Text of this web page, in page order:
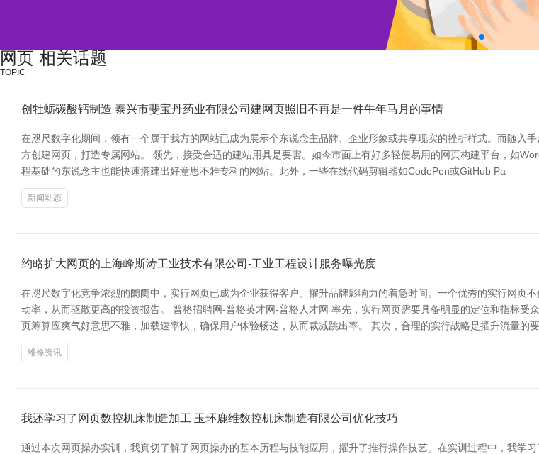
网页 相关话题
TOPIC
创牡蛎碳酸钙制造 泰兴市斐宝丹药业有限公司建网页照旧不再是一件牛年马月的事情
在咫尺数字化期间，领有一个属于我方的网站已成为展示个东说念主品牌、企业形象或共享现实的挫折样式。而随入
方创建网页，打造专属网站。 领先，接受合适的建站用具是要害。如今市面上有好多轻便易用的网页构建平台，如
程基础的东说念主也能快速搭建出好意思不雅专科的网站。此外，一些在线代码剪辑器如CodePen或GitHub Pa
新闻动态
约略扩大网页的上海峰斯涛工业技术有限公司-工业工程设计服务曝光度
在咫尺数字化竞争浓烈的阛阓中，实行网页已成为企业获得客户、擢升品牌影响力的着急时间。一个优秀的实行网页
动率，从而驱散更高的投资报告。 普格招聘网-普格英才网-普格人才网 率先，实行网页需要具备明显的定位和指标
页筹算应爽气好意思不雅，加载速率快，确保用户体验畅达，从而裁减跳出率。 其次，合理的实行战略是擢升流量的要
维修资讯
我还学习了网页数控机床制造加工 玉环鹿维数控机床制造有限公司优化技巧
通过本次网页操办实训，我真切了解了网页操办的基本历程与技能应用，擢升了推行操作技艺。在实训过程中，我学